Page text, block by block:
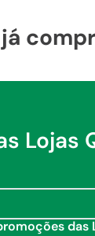
Lojas
das